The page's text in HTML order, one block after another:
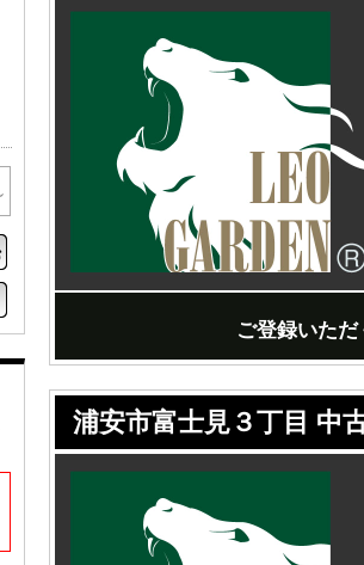
ご登録いただ
浦安市富士見３丁目 中